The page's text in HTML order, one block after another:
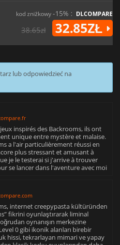
kod zniżkowy-15% : DLCOMPARE
38.65zł 32.85ZŁ
lub odpowiedzieć na
inspirés des Backrooms, ils ont
unique entre mystère et malaise.
a l'air particulièrement réussi en
plus stressant et amusant à
je le testerai si j'arrive à trouver
se lancer dans l'aventure avec moi
internet creepypasta kültüründen
fikrini oyunlaştırarak liminal
oynanışın merkezine
0 gibi ikonik alanları birebir
hissi, tekrarlayan mimari ve yapay